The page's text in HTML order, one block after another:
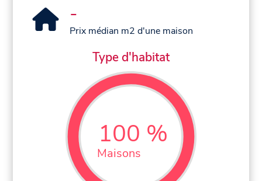
-
Prix médian m2 d'une maison
Type d'habitat
100 %
Maisons